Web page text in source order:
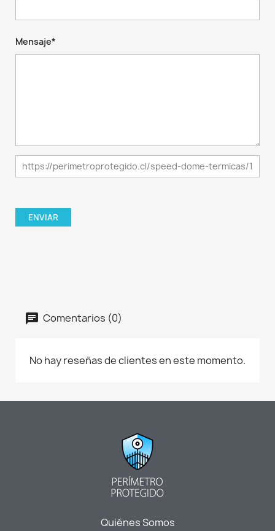
Mensaje*
Comentarios (0)
No hay reseñas de clientes en este momento.
Quiénes Somos